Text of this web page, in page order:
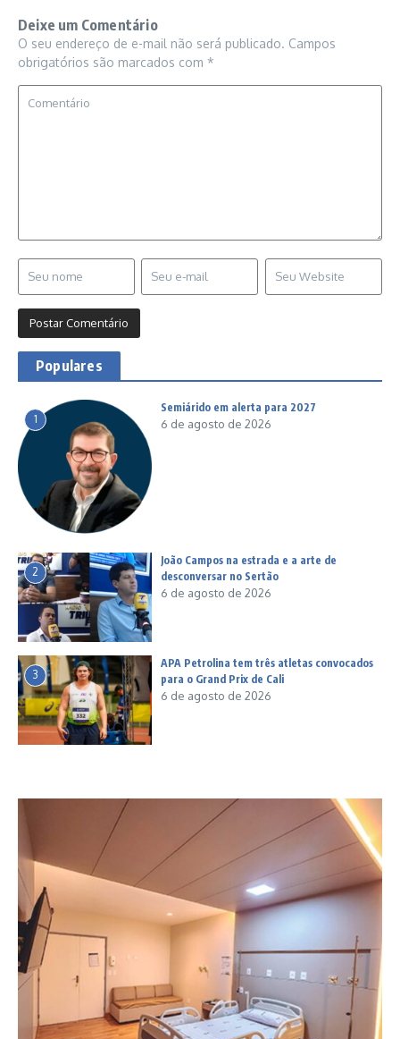
Deixe um Comentário
O seu endereço de e-mail não será publicado. Campos
obrigatórios são marcados com *
Populares
1
Semiárido em alerta para 2027
6 de agosto de 2026
2
João Campos na estrada e a arte de
desconversar no Sertão
6 de agosto de 2026
3
APA Petrolina tem três atletas convocados
para o Grand Prix de Cali
6 de agosto de 2026